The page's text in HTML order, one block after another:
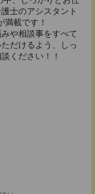
士のアシスタント
載です！
や相談事をすべて
だけるよう、しっ
ください！！